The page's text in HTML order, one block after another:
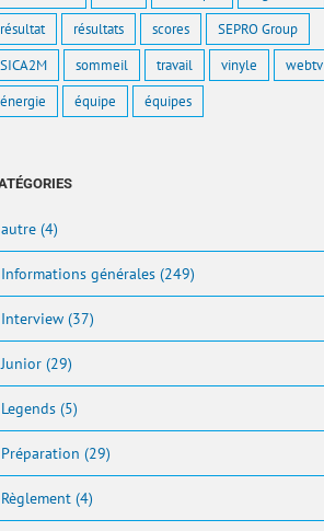
résultat résultats scores SEPRO Group
SICA2M sommeil travail vinyle webtv
énergie équipe équipes
autre (4)
Informations générales (249)
Interview (37)
Junior (29)
Legends (5)
Préparation (29)
Règlement (4)